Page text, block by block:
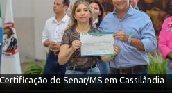
Certificação do Senar/MS em Cassilândia